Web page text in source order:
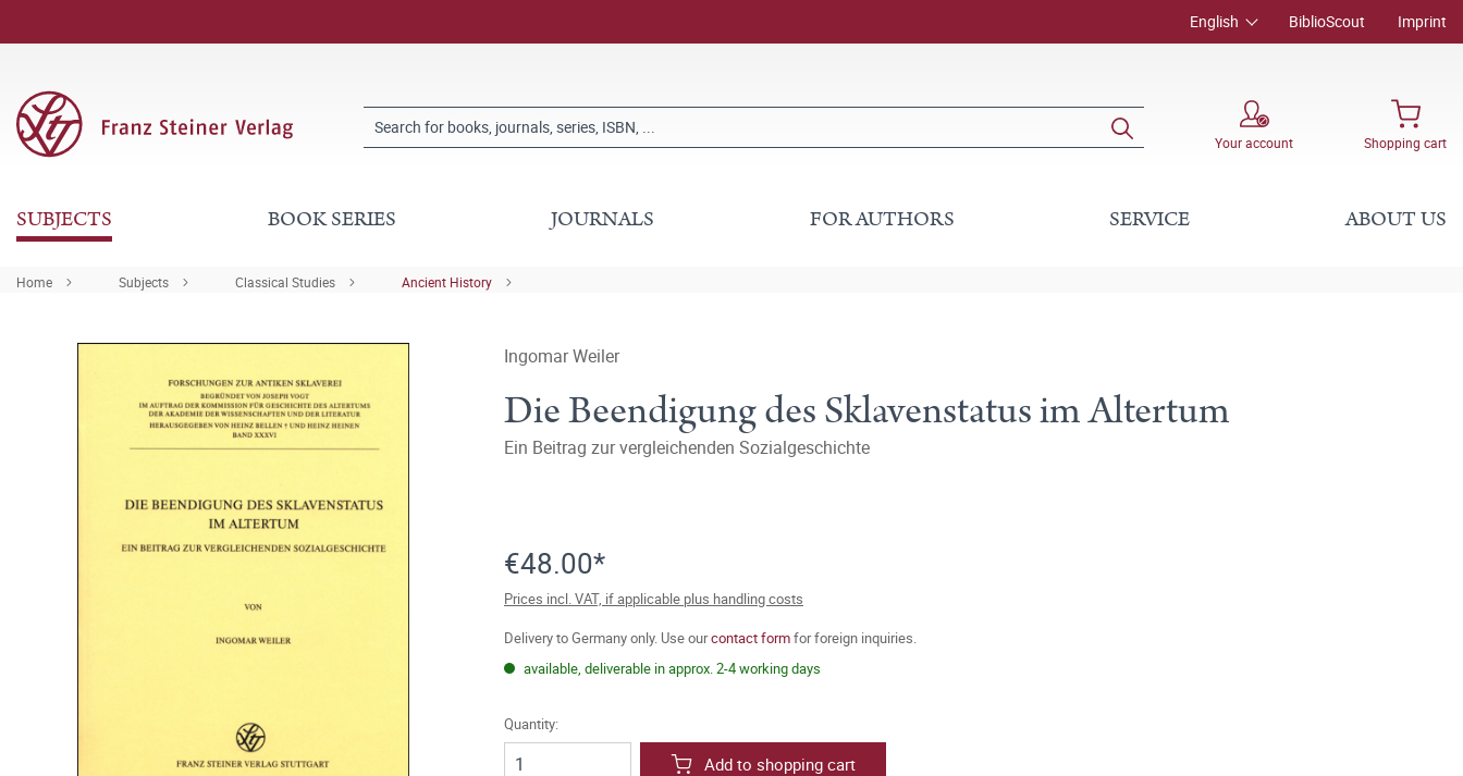
English BiblioScout Imprint
Your account Shopping cart
SUBJECTS BOOK SERIES JOURNALS FOR AUTHORS SERVICE ABOUT US
Home Subjects Classical Studies Ancient History
Ingomar Weiler
Die Beendigung des Sklavenstatus im Altertum
Ein Beitrag zur vergleichenden Sozialgeschichte
€48.00*
Prices incl. VAT, if applicable plus handling costs
Delivery to Germany only. Use ourcontact formfor foreign inquiries.
available, deliverable in approx. 2-4 working days
Quantity:
Add to shopping cart